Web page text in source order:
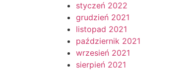
styczeń 2022
grudzień 2021
listopad 2021
październik 2021
wrzesień 2021
sierpień 2021